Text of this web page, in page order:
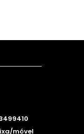
móvel